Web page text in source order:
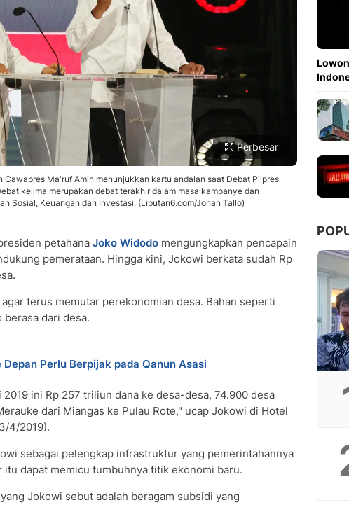
Perbesar
Cawapres Ma'ruf Amin menunjukkan kartu andalan saat Debat Pilpres
kelima merupakan debat terakhir dalam masa kampanye dan
Sosial, Keuangan dan Investasi. (Liputan6.com/Johan Tallo)
petahana Joko Widodo mengungkapkan pencapain
pemerataan. Hingga kini, Jokowi berkata sudah Rp
terus memutar perekonomian desa. Bahan seperti
dari desa.
Perlu Berpijak pada Qanun Asasi
ini Rp 257 triliun dana ke desa-desa, 74.900 desa
dari Miangas ke Pulau Rote," ucap Jokowi di Hotel
4/2019).
sebagai pelengkap infrastruktur yang pemerintahannya
dapat memicu tumbuhnya titik ekonomi baru.
Jokowi sebut adalah beragam subsidi yang